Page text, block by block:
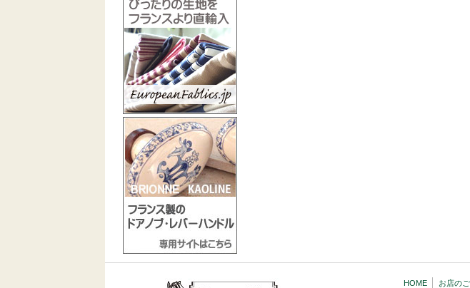
HOME お店の